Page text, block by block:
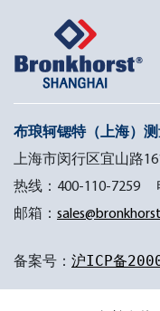
布琅轲锶特（上海）
上海市闵行区宜山路
热线：400-110-7259
邮箱：
备案号： 沪ICP备